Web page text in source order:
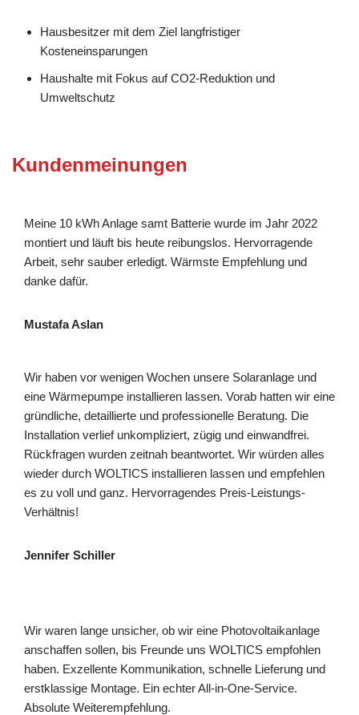
Hausbesitzer mit dem Ziel langfristiger
Kosteneinsparungen
Haushalte mit Fokus auf CO2-Reduktion und
Umweltschutz
Kundenmeinungen
Meine 10 kWh Anlage samt Batterie wurde im Jahr 2022
montiert und läuft bis heute reibungslos. Hervorragende
Arbeit, sehr sauber erledigt. Wärmste Empfehlung und
danke dafür.
Mustafa Aslan
Wir haben vor wenigen Wochen unsere Solaranlage und
eine Wärmepumpe installieren lassen. Vorab hatten wir eine
gründliche, detaillierte und professionelle Beratung. Die
Installation verlief unkompliziert, zügig und einwandfrei.
Rückfragen wurden zeitnah beantwortet. Wir würden alles
wieder durch WOLTICS installieren lassen und empfehlen
es zu voll und ganz. Hervorragendes Preis-Leistungs-
Verhältnis!
Jennifer Schiller
Wir waren lange unsicher, ob wir eine Photovoltaikanlage
anschaffen sollen, bis Freunde uns WOLTICS empfohlen
haben. Exzellente Kommunikation, schnelle Lieferung und
erstklassige Montage. Ein echter All-in-One-Service.
Absolute Weiterempfehlung.